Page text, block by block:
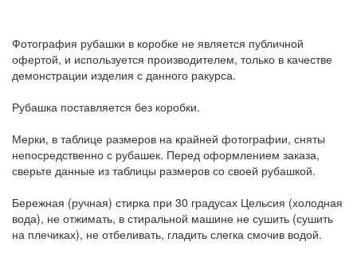
Фотография рубашки в коробке не является публичной
офертой, и используется производителем, только в качестве
демонстрации изделия с данного ракурса.
Рубашка поставляется без коробки.
Мерки, в таблице размеров на крайней фотографии, сняты
непосредственно с рубашек. Перед оформлением заказа,
сверьте данные из таблицы размеров со своей рубашкой.
Бережная (ручная) стирка при 30 градусах Цельсия (холодная
вода), не отжимать, в стиральной машине не сушить (сушить
на плечиках), не отбеливать, гладить слегка смочив водой.